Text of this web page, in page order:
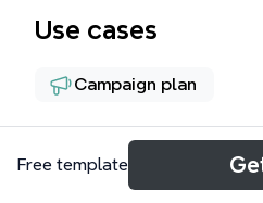
Use cases
Campaign plan
About
Free template